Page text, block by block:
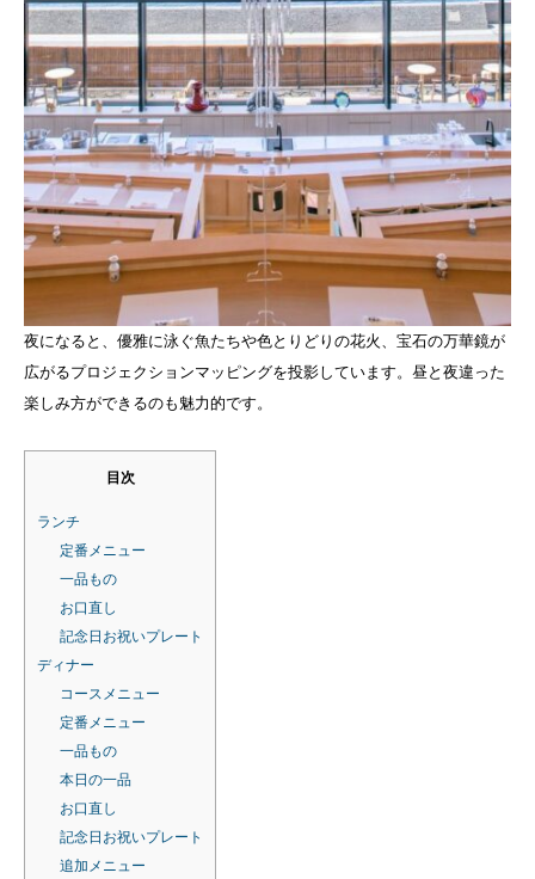
夜になると、優雅に泳ぐ魚たちや色とりどりの花火、宝石の万華鏡が
広がるプロジェクションマッピングを投影しています。昼と夜違った
楽しみ方ができるのも魅力的です。
目次
ランチ
定番メニュー
一品もの
お口直し
記念日お祝いプレート
ディナー
コースメニュー
定番メニュー
一品もの
本日の一品
お口直し
記念日お祝いプレート
追加メニュー